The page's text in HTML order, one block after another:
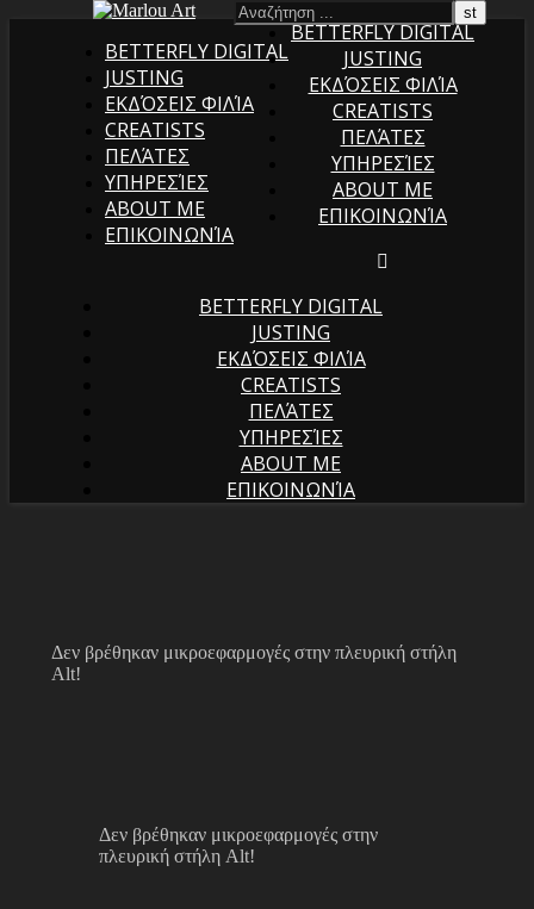
BETTERFLY DIGITAL
JUSTING
ΕΚΔΌΣΕΙΣ ΦΙΛΊΑ
CREATISTS
ΠΕΛΆΤΕΣ
ΥΠΗΡΕΣΊΕΣ
ABOUT ME
ΕΠΙΚΟΙΝΩΝΊΑ
BETTERFLY DIGITAL
JUSTING
ΕΚΔΌΣΕΙΣ ΦΙΛΊΑ
CREATISTS
ΠΕΛΆΤΕΣ
ΥΠΗΡΕΣΊΕΣ
ABOUT ME
ΕΠΙΚΟΙΝΩΝΊΑ
BETTERFLY DIGITAL
JUSTING
ΕΚΔΌΣΕΙΣ ΦΙΛΊΑ
CREATISTS
ΠΕΛΆΤΕΣ
ΥΠΗΡΕΣΊΕΣ
ABOUT ME
ΕΠΙΚΟΙΝΩΝΊΑ
Δεν βρέθηκαν μικροεφαρμογές στην πλευρική στήλη
Alt!
Δεν βρέθηκαν μικροεφαρμογές στην
πλευρική στήλη Alt!